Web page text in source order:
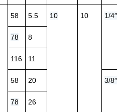
58 5.5 10 10 1/
78 8
116 11
58 20 3/
78 26